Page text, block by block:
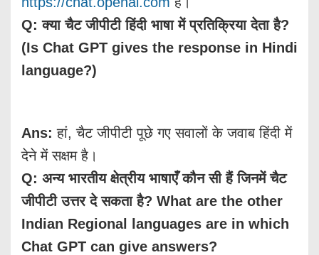
Q: क्या चैट जीपीटी हिंदी भाषा में प्रतिक्रिया देता है?
(Is Chat GPT gives the response in Hindi
language?)
Ans: हां, चैट जीपीटी पूछे गए सवालों के जवाब हिंदी में
देने में सक्षम है।
Q: अन्य भारतीय क्षेत्रीय भाषाएँ कौन सी हैं जिनमें चैट
जीपीटी उत्तर दे सकता है? What are the other
Indian Regional languages are in which
Chat GPT can give answers?